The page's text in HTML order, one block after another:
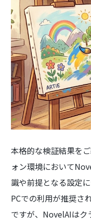
本格的な検証結果を
ォン環境において
識や前提となる設定
PCでの利用が推奨さ
ですが、NovelAIはク